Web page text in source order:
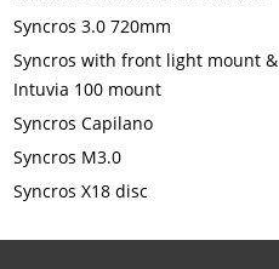
Syncros 3.0 720mm
Syncros with front light mount &
Intuvia 100 mount
Syncros Capilano
Syncros M3.0
Syncros X18 disc